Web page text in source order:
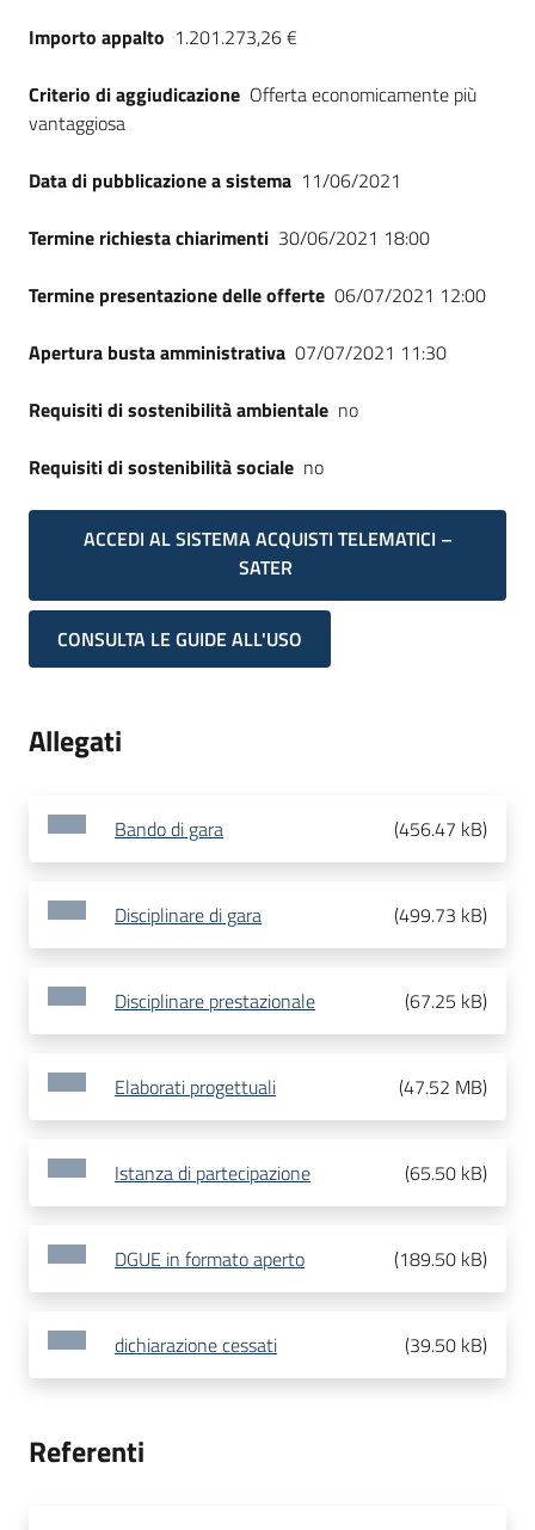
Importo appalto 1.201.273,26 €
Criterio di aggiudicazione Offerta economicamente più
vantaggiosa
Data di pubblicazione a sistema 11/06/2021
Termine richiesta chiarimenti 30/06/2021 18:00
Termine presentazione delle offerte 06/07/2021 12:00
Apertura busta amministrativa 07/07/2021 11:30
Requisiti di sostenibilità ambientale no
Requisiti di sostenibilità sociale no
ACCEDI AL SISTEMA ACQUISTI TELEMATICI –
SATER
CONSULTA LE GUIDE ALL'USO
Allegati
Bando di gara (456.47 kB)
Disciplinare di gara (499.73 kB)
Disciplinare prestazionale (67.25 kB)
Elaborati progettuali (47.52 MB)
Istanza di partecipazione (65.50 kB)
DGUE in formato aperto (189.50 kB)
dichiarazione cessati (39.50 kB)
Referenti